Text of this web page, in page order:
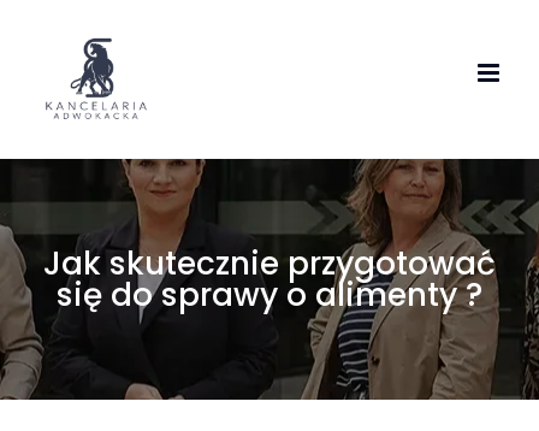
content
Jak skutecznie przygotować
się do sprawy o alimenty ?